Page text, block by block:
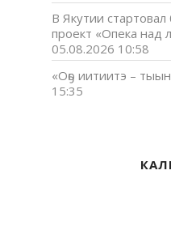
В Якутии
проект «Опека над
05.08.2026 10:58
«Оҕо иитиитэ –
15:35